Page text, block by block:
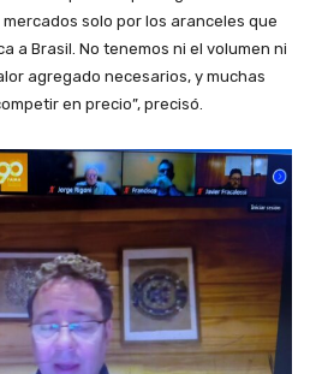
solo por los aranceles que
a Brasil. No tenemos ni el volumen ni
agregado necesarios, y muchas
en precio”, precisó.